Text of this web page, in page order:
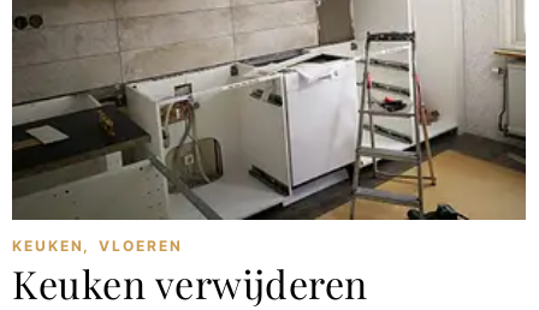
KEUKEN , VLOEREN
Keuken verwijderen